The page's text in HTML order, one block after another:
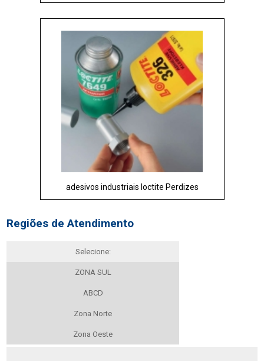
adesivos industriais loctite Perdizes
Regiões de Atendimento
Selecione:
ZONA SUL
ABCD
Zona Norte
Zona Oeste